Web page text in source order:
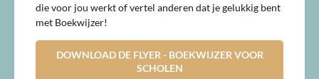
die voor jou werkt of vertel anderen dat je gelukkig bent
met Boekwijzer!
DOWNLOAD DE FLYER - BOEKWIJZER VOOR
SCHOLEN